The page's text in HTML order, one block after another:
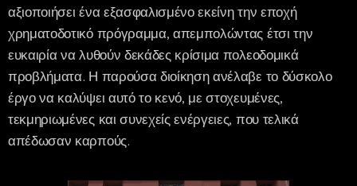
αξιοποιήσει ένα εξασφαλισμένο εκείνη την εποχή
χρηματοδοτικό πρόγραμμα, απεμπολώντας έτσι την
ευκαιρία να λυθούν δεκάδες κρίσιμα πολεοδομικά
προβλήματα. Η παρούσα διοίκηση ανέλαβε το δύσκολο
έργο να καλύψει αυτό το κενό, με στοχευμένες,
τεκμηριωμένες και συνεχείς ενέργειες, που τελικά
απέδωσαν καρπούς.